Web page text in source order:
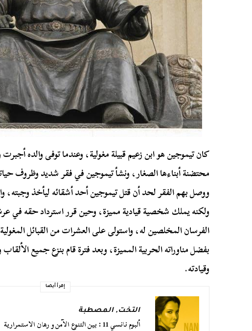
كان تيموجين هو ابن زعيم قبيلة مغولية، وعندما توفى والده
محتضنة أبناءها الصغار، ونشأ تيموجين في فقر شديد وظروف
ووصل بهم الفقر لحد أن قتل تيموجين أحد أشقائه ليأخذ وجبته،
ولكنه يملك شخصية قيادية مميزة، وحين قرر استرداد حقه في
الفرسان المخلصين له، واستولى على العشرات من القبائل
بفضل مناوراته الحربية المميزة، وبعد فترة قام بنزع جميع
وقيادته.
إقرأ أيضا
التخت,المصطبة
ألبوم نانسي 11 : بين التنوع الآمن و رهان الاستمرارية